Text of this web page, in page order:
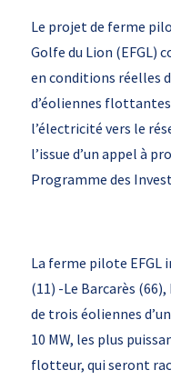
Le projet de ferme
Golfe du Lion (EFGL)
en conditions réelles
d’éoliennes flottantes
l’électricité vers le
l’issue d’un appel à
Programme des
La ferme pilote EFGL
(11) -Le Barcarès
de trois éoliennes
10 MW, les plus
flotteur, qui seront